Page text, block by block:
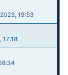
19:53
17:18